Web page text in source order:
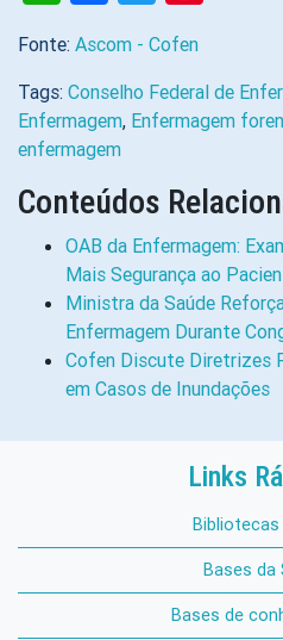
Fonte: Ascom - Cofen
Tags: Conselho Federal de
Enfermagem, Enfermagem
enfermagem
Conteúdos
OAB da Enfermagem:
Mais Segurança ao
Ministra da Saúde
Enfermagem Durante
Cofen Discute Diretrizes
em Casos de Inundações
Links
Bibliotecas
Bases da
Bases de